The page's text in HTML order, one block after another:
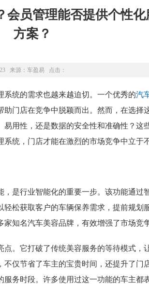
会员管理能否提供个性
方案？
来源： 车盈易 点击：
系统的需求也越来越迫切。一个优秀的汽
门店在竞争中脱颖而出。然而，在选择
用性，还是数据的安全性和准确性？这
统，门店才能在激烈的市场竞争中立于
是行业智能化的重要一步。该功能通过
松获取客户的车辆保养需求，提前规划
知名汽车美容品牌，有效增强了市场竞争
。它打破了传统美容服务的等待模式，
仅节省了车主的宝贵时间，还提升了门
服务时段。许多使用过这一功能的车主都